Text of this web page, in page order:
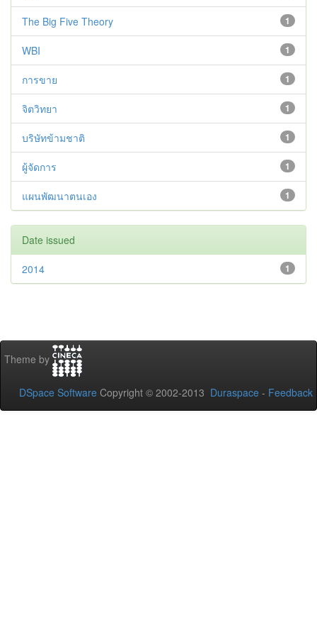
1
The Big Five Theory
1
WBI
1
การขาย
1
จิตวิทยา
1
บริษัทข้ามชาติ
1
ผู้จัดการ
1
แผนพัฒนาตนเอง
Date issued
1
2014
Theme by
DSpace Software Copyright © 2002-2013 Duraspace - Feedback